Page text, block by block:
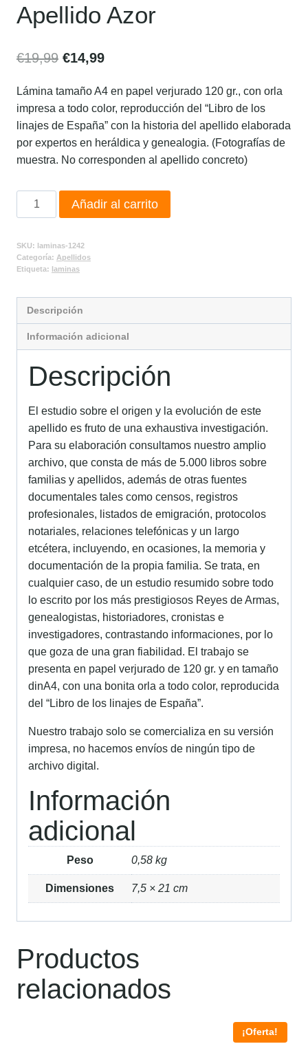
Apellido Azor
€19,99 €14,99
Lámina tamaño A4 en papel verjurado 120 gr., con orla
impresa a todo color, reproducción del “Libro de los
linajes de España” con la historia del apellido elaborada
por expertos en heráldica y genealogia. (Fotografías de
muestra. No corresponden al apellido concreto)
Añadir al carrito
SKU: laminas-1242
Categoría: Apellidos
Etiqueta: laminas
Descripción
Información adicional
Descripción
El estudio sobre el origen y la evolución de este
apellido es fruto de una exhaustiva investigación.
Para su elaboración consultamos nuestro amplio
archivo, que consta de más de 5.000 libros sobre
familias y apellidos, además de otras fuentes
documentales tales como censos, registros
profesionales, listados de emigración, protocolos
notariales, relaciones telefónicas y un largo
etcétera, incluyendo, en ocasiones, la memoria y
documentación de la propia familia. Se trata, en
cualquier caso, de un estudio resumido sobre todo
lo escrito por los más prestigiosos Reyes de Armas,
genealogistas, historiadores, cronistas e
investigadores, contrastando informaciones, por lo
que goza de una gran fiabilidad. El trabajo se
presenta en papel verjurado de 120 gr. y en tamaño
dinA4, con una bonita orla a todo color, reproducida
del “Libro de los linajes de España”.
Nuestro trabajo solo se comercializa en su versión
impresa, no hacemos envíos de ningún tipo de
archivo digital.
Información
adicional
Peso 0,58 kg
Dimensiones 7,5 × 21 cm
Productos
relacionados
¡Oferta!